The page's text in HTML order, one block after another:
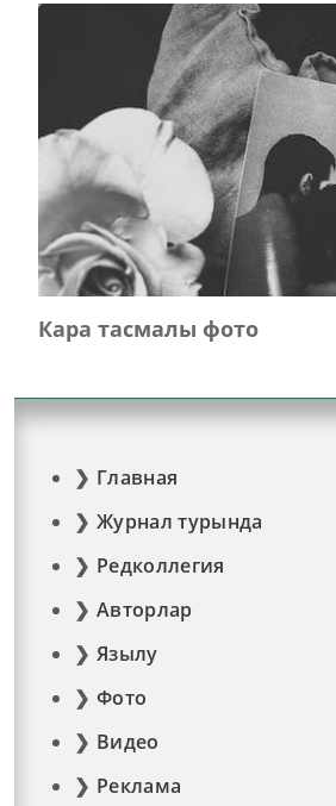
Кара тасмалы фото
Главная
Журнал турында
Редколлегия
Авторлар
Язылу
Фото
Видео
Реклама